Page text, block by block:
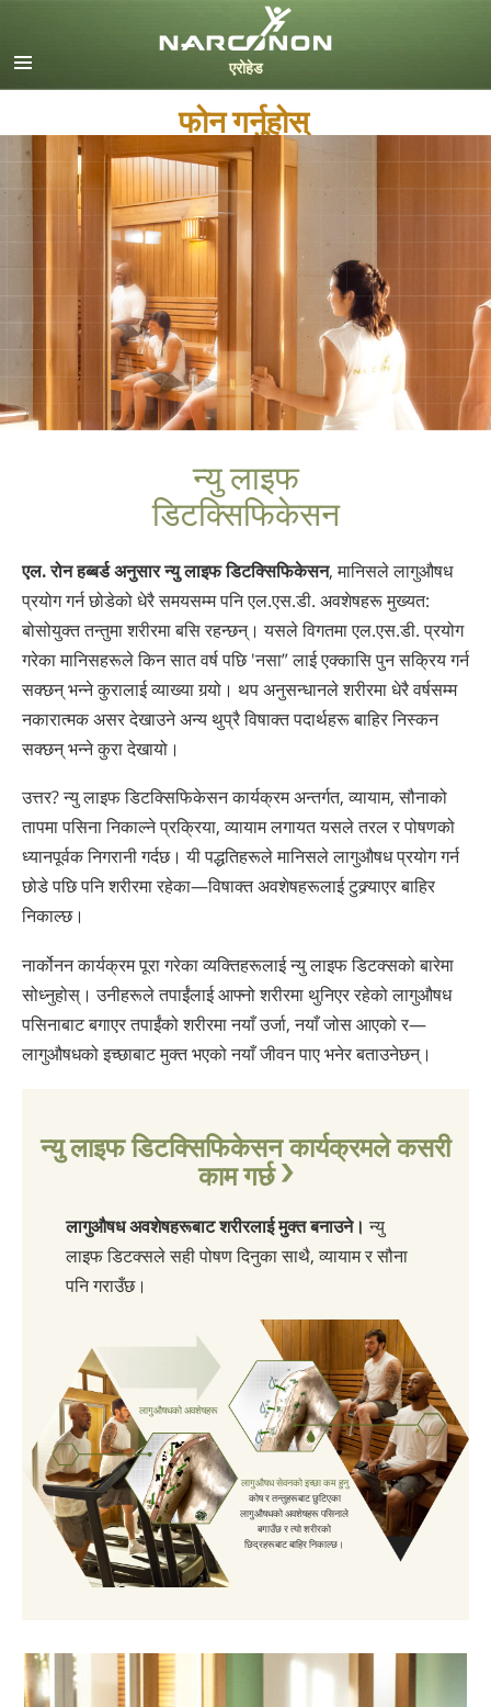
Dansk
Deutsch
Hebrew
Magyar
Italiano
日本語 (Japanese)
Nederlands
Norsk
Portuguès
Русский (Russian)
Nepali
Ukrainian
Czech
Turkish
फोन गर्नुहोस्
न्यु लाइफ
डिटक्सिफिकेसन
एल. रोन हब्बर्ड अनुसार न्यु लाइफ डिटक्सिफिकेसन, मानिसले लागुऔषध
प्रयोग गर्न छोडेको धेरै समयसम्म पनि एल.एस.डी. अवशेषहरू मुख्यत:
बोसोयुक्त तन्तुमा शरीरमा बसि रहन्छन्। यसले विगतमा एल.एस.डी. प्रयोग
गरेका मानिसहरूले किन सात वर्ष पछि 'नसा” लाई एक्कासि पुन सक्रिय गर्न
सक्छन् भन्ने कुरालाई व्याख्या गर्‍यो। थप अनुसन्धानले शरीरमा धेरै वर्षसम्म
नकारात्मक असर देखाउने अन्य थुप्रै विषाक्त पदार्थहरू बाहिर निस्कन
सक्छन् भन्ने कुरा देखायो।
उत्तर? न्यु लाइफ डिटक्सिफिकेसन कार्यक्रम अन्तर्गत, व्यायाम, सौनाको
तापमा पसिना निकाल्ने प्रक्रिया, व्यायाम लगायत यसले तरल र पोषणको
ध्यानपूर्वक निगरानी गर्दछ। यी पद्धतिहरूले मानिसले लागुऔषध प्रयोग गर्न
छोडे पछि पनि शरीरमा रहेका—विषाक्त अवशेषहरूलाई टुक्र्याएर बाहिर
निकाल्छ।
नार्कोनन कार्यक्रम पूरा गरेका व्यक्तिहरूलाई न्यु लाइफ डिटक्सको बारेमा
सोध्नुहोस्। उनीहरूले तपाईंलाई आफ्नो शरीरमा थुनिएर रहेको लागुऔषध
पसिनाबाट बगाएर तपाईंको शरीरमा नयाँ उर्जा, नयाँ जोस आएको र—
लागुऔषधको इच्छाबाट मुक्त भएको नयाँ जीवन पाए भनेर बताउनेछन्।
न्यु लाइफ डिटक्सिफिकेसन कार्यक्रमले कसरी
काम गर्छ
लागुऔषध अवशेषहरूबाट शरीरलाई मुक्त बनाउने। न्यु
लाइफ डिटक्सले सही पोषण दिनुका साथै, व्यायाम र सौना
पनि गराउँछ।
लागुऔषधको अवशेषहरू
लागुऔषध सेवनको इच्छा कम हुनु
कोष र तन्तुहरूबाट छुटिएका
लागुऔषधको अवशेषहरू पसिनाले
बगाउँछ र त्यो शरीरको
छिद्रहरूबाट बाहिर निकाल्छ।